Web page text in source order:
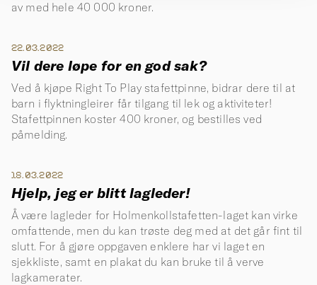
av med hele 40 000 kroner.
22.03.2022
Vil dere løpe for en god sak?
Ved å kjøpe Right To Play stafettpinne, bidrar dere til at
barn i flyktningleirer får tilgang til lek og aktiviteter!
Stafettpinnen koster 400 kroner, og bestilles ved
påmelding.
18.03.2022
Hjelp, jeg er blitt lagleder!
Å være lagleder for Holmenkollstafetten-laget kan virke
omfattende, men du kan trøste deg med at det går fint til
slutt. For å gjøre oppgaven enklere har vi laget en
sjekkliste, samt en plakat du kan bruke til å verve
lagkamerater.